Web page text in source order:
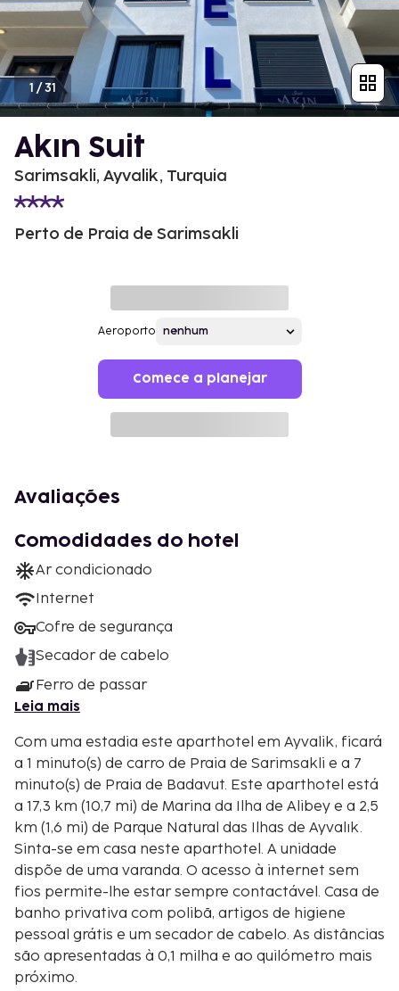
1/31
Akın Suit
Sarimsakli, Ayvalik, Turquia
Perto de Praia de Sarimsakli
Aeroporto
Comece a planejar
Avaliações
Comodidades do hotel
Ar condicionado
Internet
Cofre de segurança
Secador de cabelo
Ferro de passar
Leia mais
Com uma estadia este aparthotel em Ayvalik, ficará
a 1 minuto(s) de carro de Praia de Sarimsakli e a 7
minuto(s) de Praia de Badavut. Este aparthotel está
a 17,3 km (10,7 mi) de Marina da Ilha de Alibey e a 2,5
km (1,6 mi) de Parque Natural das Ilhas de Ayvalık.
Sinta-se em casa neste aparthotel. A unidade
dispõe de uma varanda. O acesso à internet sem
fios permite-lhe estar sempre contactável. Casa de
banho privativa com polibã, artigos de higiene
pessoal grátis e um secador de cabelo. As distâncias
são apresentadas à 0,1 milha e ao quilómetro mais
próximo.